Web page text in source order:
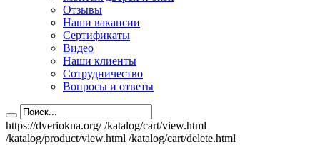
Отзывы
Наши вакансии
Сертификаты
Видео
Наши клиенты
Сотрудничество
Вопросы и ответы
https://dveriokna.org/ /katalog/cart/view.html
/katalog/product/view.html /katalog/cart/delete.html